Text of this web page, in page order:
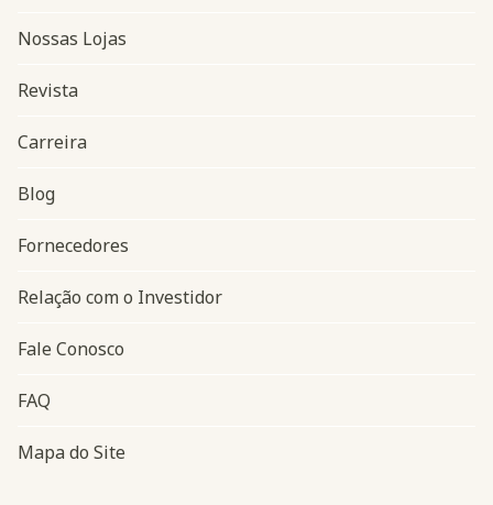
Navegação do rodapé
Nossas Lojas
Revista
Carreira
Blog
Fornecedores
Relação com o Investidor
Fale Conosco
FAQ
Mapa do Site